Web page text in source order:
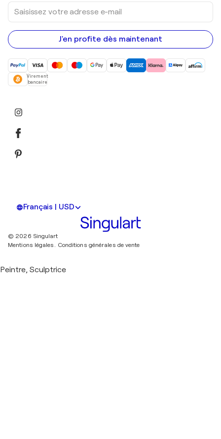
Saisissez
votre
adresse
e-
mail
J'en profite dès maintenant
Virement
bancaire
Français | USD
© 2026 Singulart
Mentions légales. Conditions générales de vente
Peintre, Sculptrice